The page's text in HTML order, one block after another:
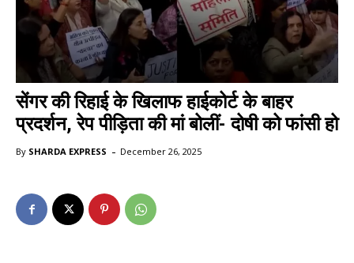
सेंगर की रिहाई के खिलाफ हाईकोर्ट के बाहर
प्रदर्शन, रेप पीड़िता की मां बोलीं- दोषी को फांसी हो
By SHARDA EXPRESS - December 26, 2025